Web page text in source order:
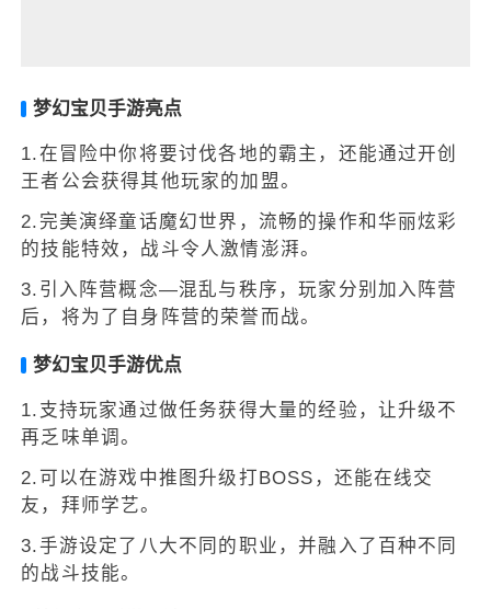
梦幻宝贝手游亮点
1.在冒险中你将要讨伐各地的霸主，还能通过开创
王者公会获得其他玩家的加盟。
2.完美演绎童话魔幻世界，流畅的操作和华丽炫彩
的技能特效，战斗令人激情澎湃。
3.引入阵营概念—混乱与秩序，玩家分别加入阵营
后，将为了自身阵营的荣誉而战。
梦幻宝贝手游优点
1.支持玩家通过做任务获得大量的经验，让升级不
再乏味单调。
2.可以在游戏中推图升级打BOSS，还能在线交
友，拜师学艺。
3.手游设定了八大不同的职业，并融入了百种不同
的战斗技能。